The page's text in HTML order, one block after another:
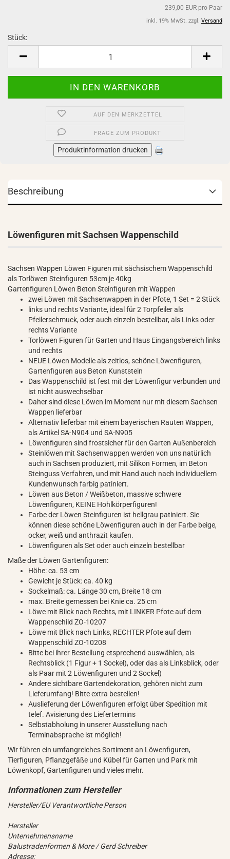
239,00 EUR pro Paar
inkl. 19% MwSt. zzgl. Versand
Stück:
AUF DEN MERKZETTEL
FRAGE ZUM PRODUKT
Produktinformation drucken
Beschreibung
Löwenfiguren mit Sachsen Wappenschild
Sachsen Wappen Löwen Figuren mit sächsischem Wappenschild
als Torlöwen Steinfiguren 53cm je 40kg
Gartenfiguren Löwen Beton Steinfiguren mit Wappen
zwei Löwen mit Sachsenwappen in der Pfote, 1 Set = 2 Stück
links und rechts Variante, ideal für 2 Torpfeiler als
Pfeilerschmuck, oder auch einzeln bestellbar, als Links oder
rechts Variante
Torlöwen Figuren für Garten und Haus Eingangsbereich links
und rechts
NEUE Löwen Modelle als zeitlos, schöne Löwenfiguren,
Gartenfiguren aus Beton Kunststein
Das Wappenschild ist fest mit der Löwenfigur verbunden und
ist nicht auswechselbar
Daher sind diese Löwen im Moment nur mit diesem Sachsen
Wappen lieferbar
Alternativ lieferbar mit einem bayerischen Rauten Wappen,
als Artikel SA-N904 und SA-N905
Löwenfiguren sind frostsicher für den Garten Außenbereich
Steinlöwen mit Sachsenwappen werden von uns natürlich
auch in Sachsen produziert, mit Silikon Formen, im Beton
Steinguss Verfahren, und mit Hand auch nach individuellem
Kundenwunsch farbig patiniert.
Löwen aus Beton / Weißbeton, massive schwere
Löwenfiguren, KEINE Hohlkörperfiguren!
Farbe der Löwen Steinfiguren ist hellgrau patiniert. Sie
können diese schöne Löwenfiguren auch in der Farbe beige,
ocker, weiß und anthrazit kaufen.
Löwenfiguren als Set oder auch einzeln bestellbar
Maße der Löwen Gartenfiguren:
Höhe: ca. 53 cm
Gewicht je Stück: ca. 40 kg
Sockelmaß: ca. Länge 30 cm, Breite 18 cm
max. Breite gemessen bei Knie ca. 25 cm
Löwe mit Blick nach Rechts, mit LINKER Pfote auf dem
Wappenschild ZO-10207
Löwe mit Blick nach Links, RECHTER Pfote auf dem
Wappenschild ZO-10208
Bitte bei ihrer Bestellung etsprechend auswählen, als
Rechtsblick (1 Figur + 1 Sockel), oder das als Linksblick, oder
als Paar mit 2 Löwenfiguren und 2 Sockel)
Andere sichtbare Gartendekoration, gehören nicht zum
Lieferumfang! Bitte extra bestellen!
Auslieferung der Löwenfiguren erfolgt über Spedition mit
telef. Avisierung des Liefertermins
Selbstabholung in unserer Ausstellung nach
Terminabsprache ist möglich!
Wir führen ein umfangreiches Sortiment an Löwenfiguren,
Tierfiguren, Pflanzgefäße und Kübel für Garten und Park mit
Löwenkopf, Gartenfiguren und vieles mehr.
Hersteller/EU Verantwortliche Person
Hersteller
Unternehmensname
Balustradenformen & More / Gerd Schreiber
Adresse: